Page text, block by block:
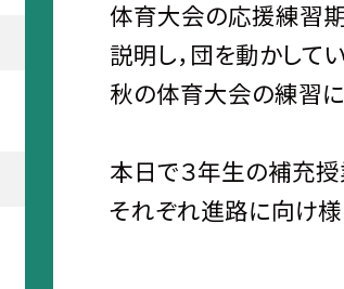
体育大会の応援練習期
説明し，団を動かしてい
秋の体育大会の練習に
本日で３年生の補充授
それぞれ進路に向け様